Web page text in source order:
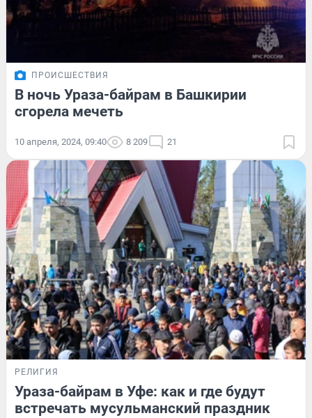
ПРОИСШЕСТВИЯ
В ночь Ураза-байрам в Башкирии
сгорела мечеть
10 апреля, 2024, 09:40 8 209 21
РЕЛИГИЯ
Ураза-байрам в Уфе: как и где будут
встречать мусульманский праздник